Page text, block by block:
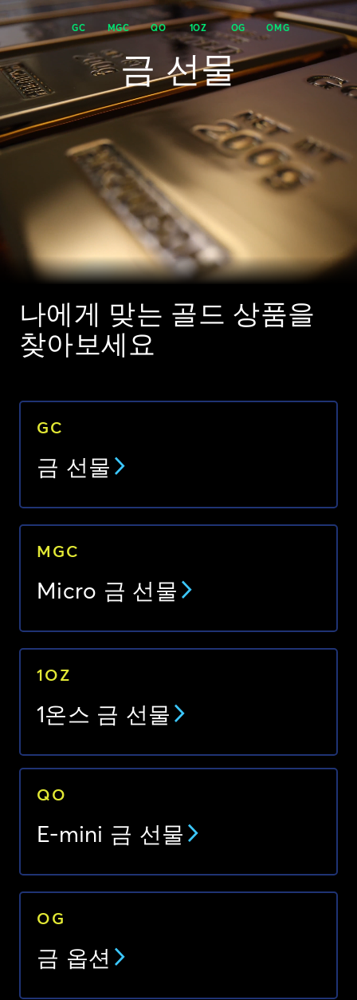
GC MGC QO 1OZ OG OMG
금 선물
나에게 맞는 골드 상품을
찾아보세요
GC
금 선물
MGC
Micro 금 선물
1OZ
1온스 금 선물
QO
E-mini 금 선물
OG
금 옵션